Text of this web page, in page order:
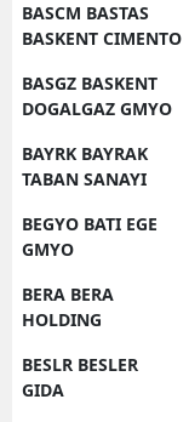
BASCM BASTAS
BASKENT CIMENTO
BASGZ BASKENT
DOGALGAZ GMYO
BAYRK BAYRAK
TABAN SANAYI
BEGYO BATI EGE
GMYO
BERA BERA
HOLDING
BESLR BESLER
GIDA